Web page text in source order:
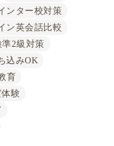
ンター校対策
ン英会話比較
準2級対策
込みOK
育
験